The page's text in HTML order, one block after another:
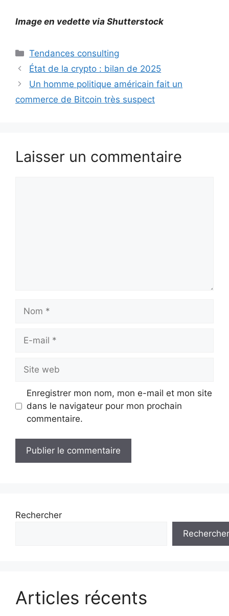
Image en vedette via Shutterstock
Catégories
Tendances consulting
État de la crypto : bilan de 2025
Un homme politique américain fait un
commerce de Bitcoin très suspect
Laisser un commentaire
Nom
Site
web
Enregistrer mon nom, mon e-mail et mon site
dans le navigateur pour mon prochain
commentaire.
Rechercher
Rechercher
Articles récents